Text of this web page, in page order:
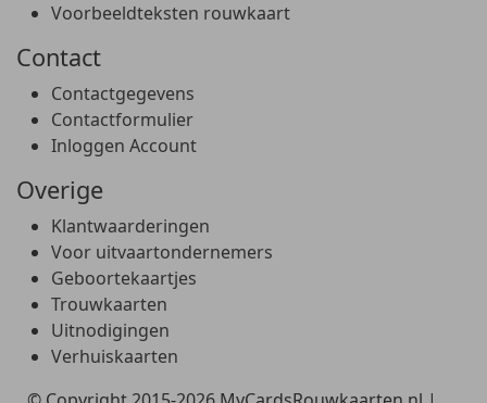
Voorbeeldteksten rouwkaart
Contact
Contactgegevens
Contactformulier
Inloggen Account
Overige
Klantwaarderingen
Voor uitvaartondernemers
Geboortekaartjes
Trouwkaarten
Uitnodigingen
Verhuiskaarten